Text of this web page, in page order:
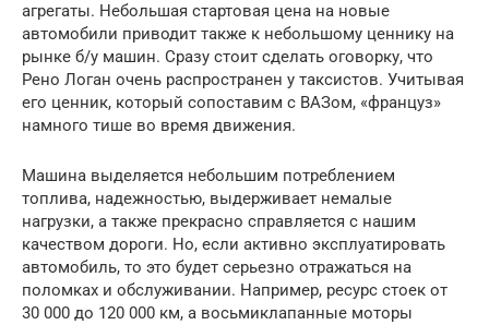
агрегаты. Небольшая стартовая цена на новые
автомобили приводит также к небольшому ценнику на
рынке б/у машин. Сразу стоит сделать оговорку, что
Рено Логан очень распространен у таксистов. Учитывая
его ценник, который сопоставим с ВАЗом, «француз»
намного тише во время движения.
Машина выделяется небольшим потреблением
топлива, надежностью, выдерживает немалые
нагрузки, а также прекрасно справляется с нашим
качеством дороги. Но, если активно эксплуатировать
автомобиль, то это будет серьезно отражаться на
поломках и обслуживании. Например, ресурс стоек от
30 000 до 120 000 км, а восьмиклапанные моторы